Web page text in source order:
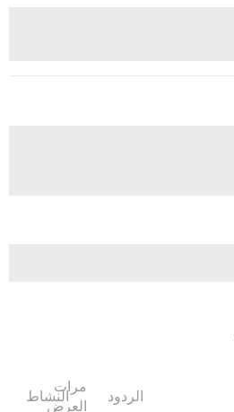
الردود
مرات
العرض
النشاط